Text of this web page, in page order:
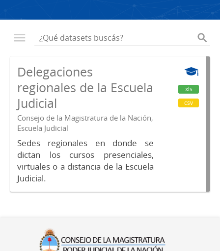
Delegaciones
regionales de la Escuela
Judicial
Consejo de la Magistratura de la Nación,
Escuela Judicial
Sedes regionales en donde se
dictan los cursos presenciales,
virtuales o a distancia de la Escuela
Judicial.
xls
csv